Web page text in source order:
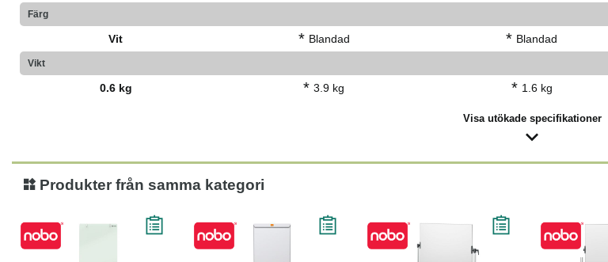
Färg
Vit * Blandad * Blandad
Vikt
0.6 kg * 3.9 kg * 1.6 kg
Visa utökade specifikationer
Produkter från samma kategori